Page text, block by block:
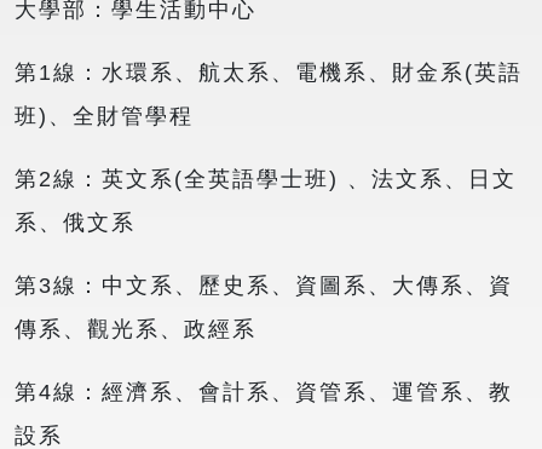
大學部：學生活動中心
第1線：水環系、航太系、電機系、財金系(英語
班)、全財管學程
第2線：英文系(全英語學士班) 、法文系、日文
系、俄文系
第3線：中文系、歷史系、資圖系、大傳系、資
傳系、觀光系、政經系
第4線：經濟系、會計系、資管系、運管系、教
設系